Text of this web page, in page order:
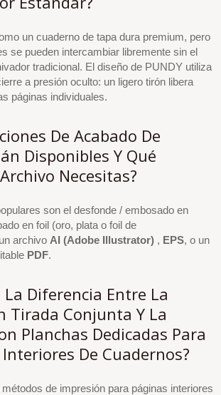
un cuaderno de tapa dura premium, pero
se pueden intercambiar libremente sin el
tradicional. El diseño de PUNDY utiliza
a presión oculto: un ligero tirón libera
páginas individuales.
De Acabado De
Disponibles Y Qué
Necesitas?
son el desfonde / embosado en
en foil (oro, plata o foil de
archivo AI (Adobe Illustrator) , EPS, o un
PDF.
La Diferencia Entre La
Tirada Conjunta Y La
Planchas Dedicadas Para
De Cuadernos?
de impresión para páginas interiores